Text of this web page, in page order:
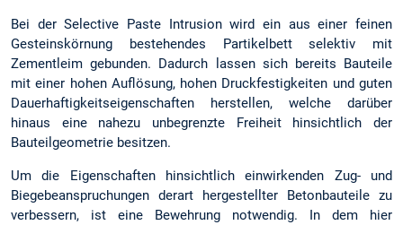
Bei der Selective Paste Intrusion wird ein aus einer feinen
Gesteinskörnung bestehendes Partikelbett selektiv mit
Zementleim gebunden. Dadurch lassen sich bereits Bauteile
mit einer hohen Auflösung, hohen Druckfestigkeiten und guten
Dauerhaftigkeitseigenschaften herstellen, welche darüber
hinaus eine nahezu unbegrenzte Freiheit hinsichtlich der
Bauteilgeometrie besitzen.
Um die Eigenschaften hinsichtlich einwirkenden Zug- und
Biegebeanspruchungen derart hergestellter Betonbauteile zu
verbessern, ist eine Bewehrung notwendig. In dem hier